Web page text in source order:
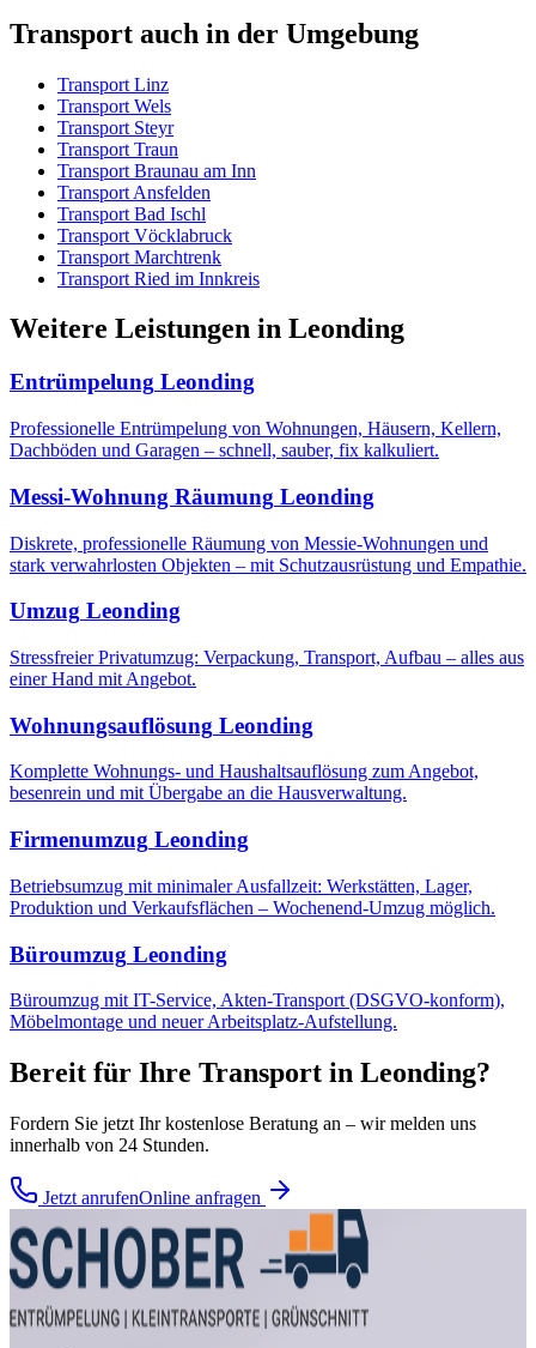
Transport auch in der Umgebung
Transport Linz
Transport Wels
Transport Steyr
Transport Traun
Transport Braunau am Inn
Transport Ansfelden
Transport Bad Ischl
Transport Vöcklabruck
Transport Marchtrenk
Transport Ried im Innkreis
Weitere Leistungen in Leonding
Entrümpelung Leonding
Professionelle Entrümpelung von Wohnungen, Häusern, Kellern,
Dachböden und Garagen – schnell, sauber, fix kalkuliert.
Messi-Wohnung Räumung Leonding
Diskrete, professionelle Räumung von Messie-Wohnungen und
stark verwahrlosten Objekten – mit Schutzausrüstung und Empathie.
Umzug Leonding
Stressfreier Privatumzug: Verpackung, Transport, Aufbau – alles aus
einer Hand mit Angebot.
Wohnungsauflösung Leonding
Komplette Wohnungs- und Haushaltsauflösung zum Angebot,
besenrein und mit Übergabe an die Hausverwaltung.
Firmenumzug Leonding
Betriebsumzug mit minimaler Ausfallzeit: Werkstätten, Lager,
Produktion und Verkaufsflächen – Wochenend-Umzug möglich.
Büroumzug Leonding
Büroumzug mit IT-Service, Akten-Transport (DSGVO-konform),
Möbelmontage und neuer Arbeitsplatz-Aufstellung.
Bereit für Ihre Transport in Leonding?
Fordern Sie jetzt Ihr kostenlose Beratung an – wir melden uns
innerhalb von 24 Stunden.
Jetzt anrufenOnline anfragen